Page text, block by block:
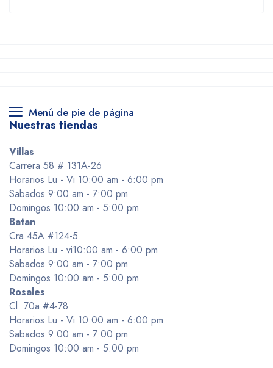
Menú de pie de página
Nuestras tiendas
Villas
Carrera 58 # 131A-26
Horarios Lu - Vi 10:00 am - 6:00 pm
Sabados 9:00 am - 7:00 pm
Domingos 10:00 am - 5:00 pm
Batan
Cra 45A #124-5
Horarios Lu - vi10:00 am - 6:00 pm
Sabados 9:00 am - 7:00 pm
Domingos 10:00 am - 5:00 pm
Rosales
Cl. 70a #4-78
Horarios Lu - Vi 10:00 am - 6:00 pm
Sabados 9:00 am - 7:00 pm
Domingos 10:00 am - 5:00 pm